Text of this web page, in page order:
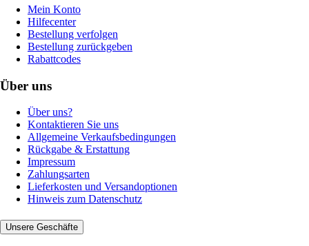
Mein Konto
Hilfecenter
Bestellung verfolgen
Bestellung zurückgeben
Rabattcodes
Über uns
Über uns?
Kontaktieren Sie uns
Allgemeine Verkaufsbedingungen
Rückgabe & Erstattung
Impressum
Zahlungsarten
Lieferkosten und Versandoptionen
Hinweis zum Datenschutz
Unsere Geschäfte